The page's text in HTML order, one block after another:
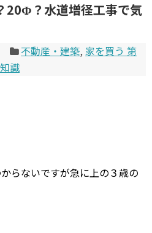
20Φ？水道増径工事で気
不動産・建築,家を買う 第
識
らないですが急に上の３歳の